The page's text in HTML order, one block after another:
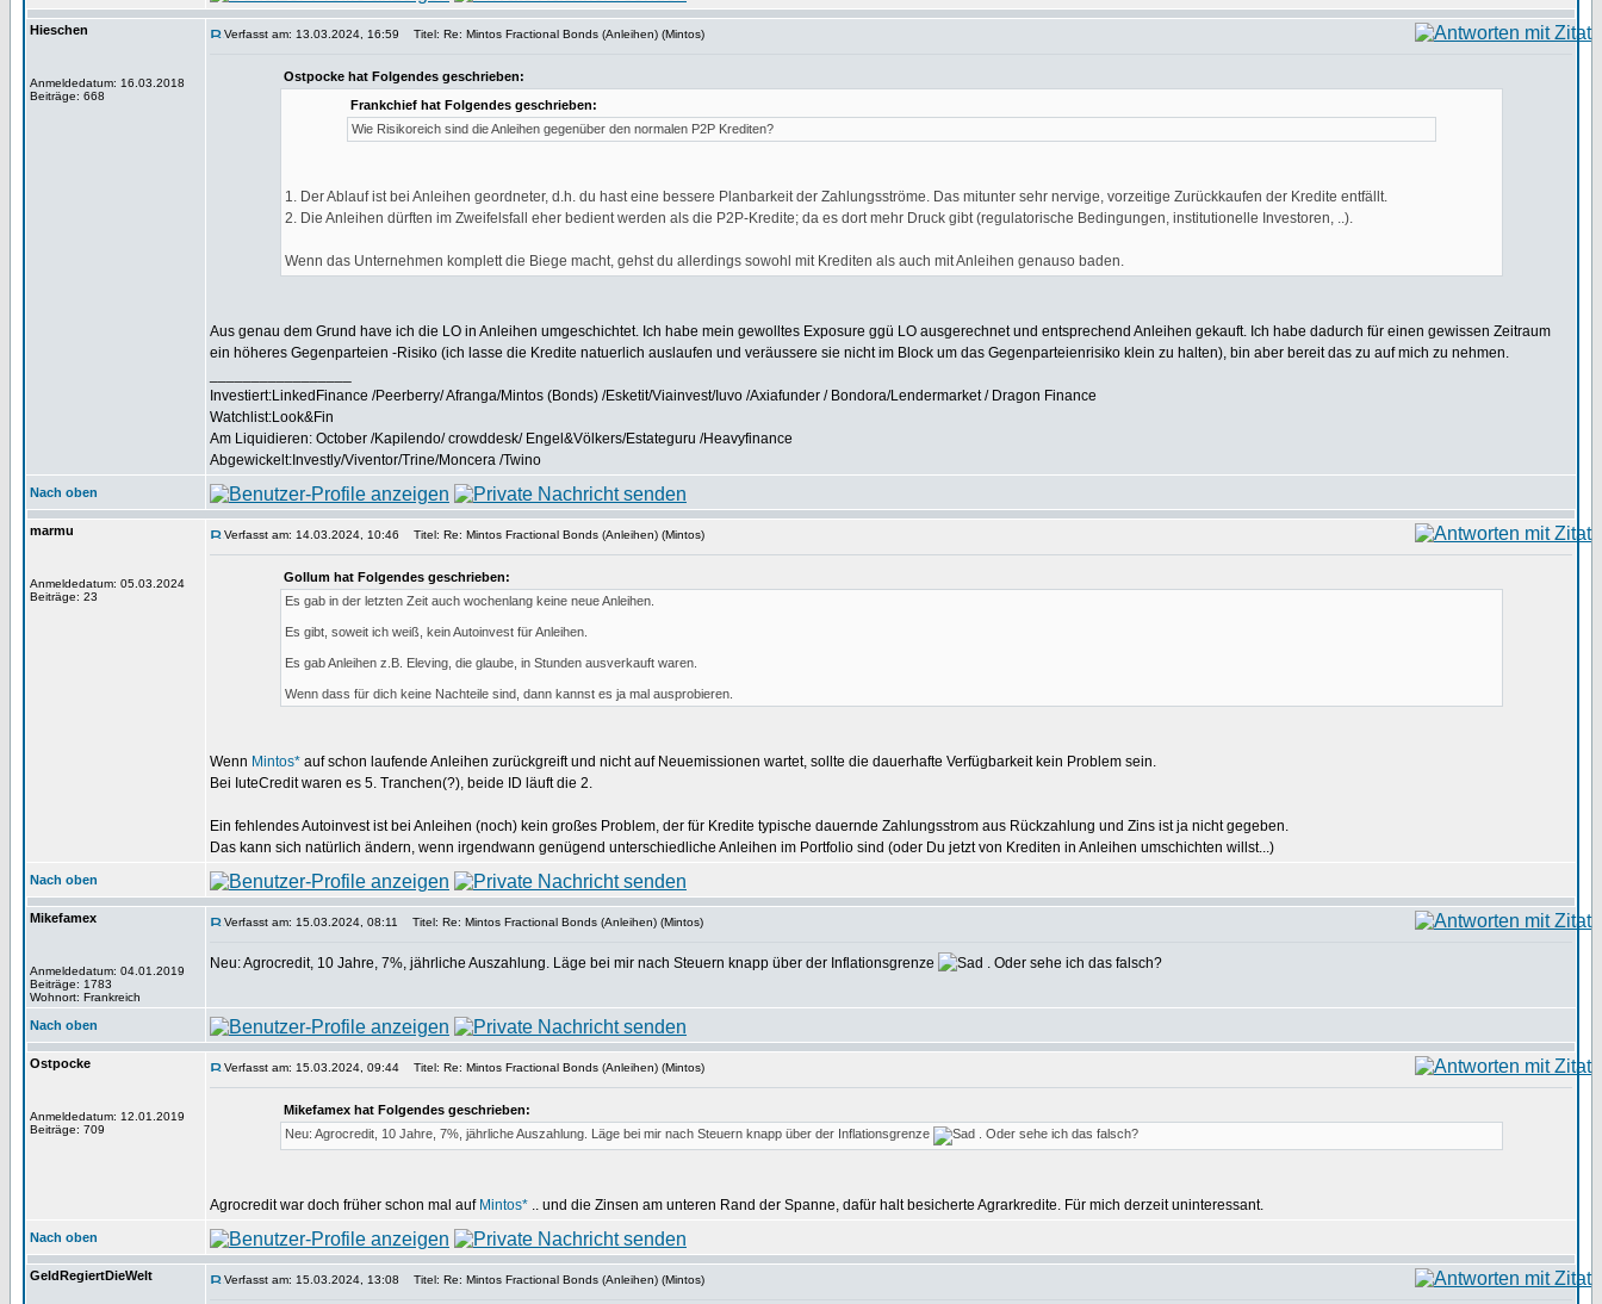
Hieschen
Anmeldedatum: 16.03.2018
Beiträge: 668
Verfasst am: 13.03.2024, 16:59 Titel: Re: Mintos Fractional Bonds (Anleihen) (Mintos)
Ostpocke hat Folgendes geschrieben:
Frankchief hat Folgendes geschrieben:
Wie Risikoreich sind die Anleihen gegenüber den normalen P2P Krediten?
1. Der Ablauf ist bei Anleihen geordneter, d.h. du hast eine bessere Planbarkeit der Zahlungsströme. Das mitunter sehr nervige, vorzeitige Zurückkaufen der Kredite entfällt.
2. Die Anleihen dürften im Zweifelsfall eher bedient werden als die P2P-Kredite; da es dort mehr Druck gibt (regulatorische Bedingungen, institutionelle Investoren, ..).
Wenn das Unternehmen komplett die Biege macht, gehst du allerdings sowohl mit Krediten als auch mit Anleihen genauso baden.
Aus genau dem Grund have ich die LO in Anleihen umgeschichtet. Ich habe mein gewolltes Exposure ggü LO ausgerechnet und entsprechend Anleihen gekauft. Ich habe dadurch für einen gewissen Zeitraum
ein höheres Gegenparteien -Risiko (ich lasse die Kredite natuerlich auslaufen und veräussere sie nicht im Block um das Gegenparteienrisiko klein zu halten), bin aber bereit das zu auf mich zu nehmen.
Investiert:LinkedFinance /Peerberry/ Afranga/Mintos (Bonds) /Esketit/Viainvest/Iuvo /Axiafunder / Bondora/Lendermarket / Dragon Finance
Watchlist:Look&Fin
Am Liquidieren: October /Kapilendo/ crowddesk/ Engel&Völkers/Estateguru /Heavyfinance
Abgewickelt:Investly/Viventor/Trine/Moncera /Twino
Nach oben
marmu
Anmeldedatum: 05.03.2024
Beiträge: 23
Verfasst am: 14.03.2024, 10:46 Titel: Re: Mintos Fractional Bonds (Anleihen) (Mintos)
Gollum hat Folgendes geschrieben:
Es gab in der letzten Zeit auch wochenlang keine neue Anleihen.
Es gibt, soweit ich weiß, kein Autoinvest für Anleihen.
Es gab Anleihen z.B. Eleving, die glaube, in Stunden ausverkauft waren.
Wenn dass für dich keine Nachteile sind, dann kannst es ja mal ausprobieren.
Wenn Mintos* auf schon laufende Anleihen zurückgreift und nicht auf Neuemissionen wartet, sollte die dauerhafte Verfügbarkeit kein Problem sein.
Bei IuteCredit waren es 5. Tranchen(?), beide ID läuft die 2.
Ein fehlendes Autoinvest ist bei Anleihen (noch) kein großes Problem, der für Kredite typische dauernde Zahlungsstrom aus Rückzahlung und Zins ist ja nicht gegeben.
Das kann sich natürlich ändern, wenn irgendwann genügend unterschiedliche Anleihen im Portfolio sind (oder Du jetzt von Krediten in Anleihen umschichten willst...)
Nach oben
Mikefamex
Anmeldedatum: 04.01.2019
Beiträge: 1783
Wohnort: Frankreich
Verfasst am: 15.03.2024, 08:11 Titel: Re: Mintos Fractional Bonds (Anleihen) (Mintos)
Neu: Agrocredit, 10 Jahre, 7%, jährliche Auszahlung. Läge bei mir nach Steuern knapp über der Inflationsgrenze . Oder sehe ich das falsch?
Nach oben
Ostpocke
Anmeldedatum: 12.01.2019
Beiträge: 709
Verfasst am: 15.03.2024, 09:44 Titel: Re: Mintos Fractional Bonds (Anleihen) (Mintos)
Mikefamex hat Folgendes geschrieben:
Neu: Agrocredit, 10 Jahre, 7%, jährliche Auszahlung. Läge bei mir nach Steuern knapp über der Inflationsgrenze
. Oder sehe ich das falsch?
Agrocredit war doch früher schon mal auf Mintos* .. und die Zinsen am unteren Rand der Spanne, dafür halt besicherte Agrarkredite. Für mich derzeit uninteressant.
Nach oben
GeldRegiertDieWelt Verfasst am: 15.03.2024, 13:08 Titel: Re: Mintos Fractional Bonds (Anleihen) (Mintos)